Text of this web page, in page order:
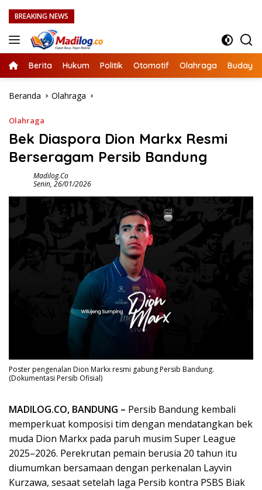
BREAKING NEWS
Berita Hukum Politik Otomotif Olahraga Budaya
Beranda Olahraga
Olahraga
Bek Diaspora Dion Markx Resmi
Berseragam Persib Bandung
Madilog.co
Senin, 26/01/2026
Poster pengenalan Dion Markx resmi gabung Persib Bandung.
(Dokumentasi Persib Ofisial)
MADILOG.CO, BANDUNG – Persib Bandung kembali
memperkuat komposisi tim dengan mendatangkan bek
muda Dion Markx pada paruh musim Super League
2025–2026. Perekrutan pemain berusia 20 tahun itu
diumumkan bersamaan dengan perkenalan Layvin
Kurzawa, sesaat setelah laga Persib kontra PSBS Biak